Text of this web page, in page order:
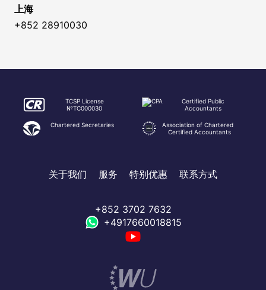
上海
+852 28910030
TCSP License
№TC000030
Certified Public
Accountants
Chartered Secretaries
Association of Chartered
Certified Accountants
关于我们 服务 特别优惠 联系方式
+852 3702 7632
+4917660018815